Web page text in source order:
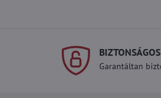
Garantáltan